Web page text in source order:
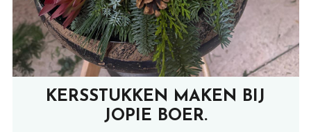
KERSSTUKKEN MAKEN BIJ
JOPIE BOER.